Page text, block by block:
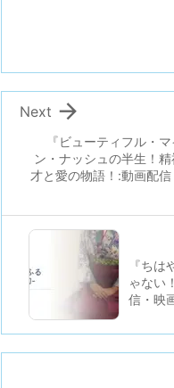
『ビューティフル・
ン・ナッシュの半生！
才と愛の物語！:動画配

Next
『ち
ゃない
信・映